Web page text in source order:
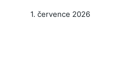
1. července 2026